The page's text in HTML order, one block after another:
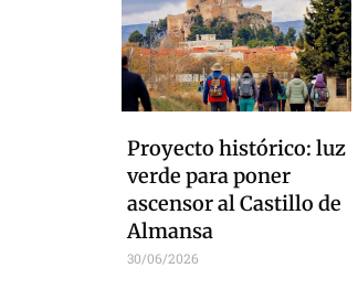
Proyecto histórico: luz
verde para poner
ascensor al Castillo de
Almansa
30/06/2026